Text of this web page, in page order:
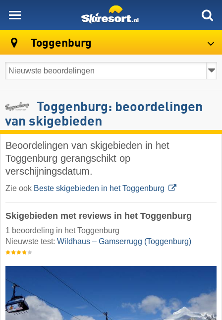
Toggenburg
Toggenburg: beoordelingen
van skigebieden
Beoordelingen van skigebieden in het
Toggenburg gerangschikt op
verschijningsdatum.
Zie ook Beste skigebieden in het Toggenburg
Skigebieden met reviews in het Toggenburg
1 beoordeling in het Toggenburg
Nieuwste test: Wildhaus – Gamserrugg (Toggenburg)